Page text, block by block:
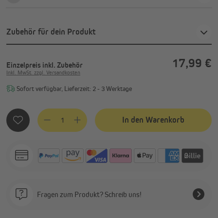
Zubehör für dein Produkt
Einzelpreis inkl. Zubehör 17,99 €
Inkl. MwSt. zzgl. Versandkosten
Sofort verfügbar, Lieferzeit: 2 - 3 Werktage
Produkt Anzahl: Gib den gewünschten Wert ein oder
In den Warenkorb
Fragen zum Produkt? Schreib uns!